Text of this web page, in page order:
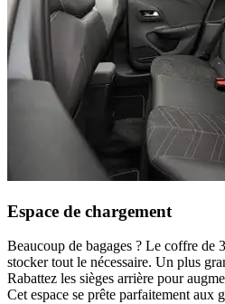
Espace de chargement
Beaucoup de bagages ? Le coffre de
stocker tout le nécessaire. Un plus
Rabattez les sièges arrière pour
Cet espace se prête parfaitement aux